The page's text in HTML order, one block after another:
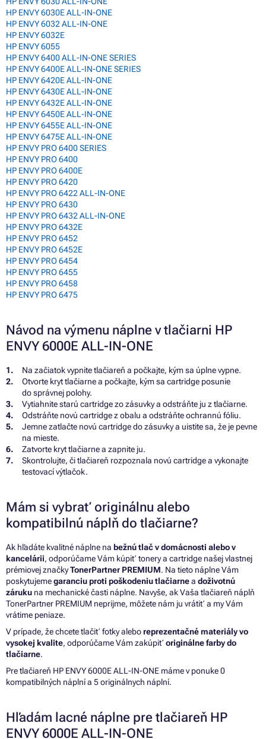
HP ENVY 6030E ALL-IN-ONE
HP ENVY 6032 ALL-IN-ONE
HP ENVY 6032E
HP ENVY 6055
HP ENVY 6400 ALL-IN-ONE SERIES
HP ENVY 6400E ALL-IN-ONE SERIES
HP ENVY 6420E ALL-IN-ONE
HP ENVY 6430E ALL-IN-ONE
HP ENVY 6432E ALL-IN-ONE
HP ENVY 6450E ALL-IN-ONE
HP ENVY 6455E ALL-IN-ONE
HP ENVY 6475E ALL-IN-ONE
HP ENVY PRO 6400 SERIES
HP ENVY PRO 6400
HP ENVY PRO 6400E
HP ENVY PRO 6420
HP ENVY PRO 6422 ALL-IN-ONE
HP ENVY PRO 6430
HP ENVY PRO 6432 ALL-IN-ONE
HP ENVY PRO 6432E
HP ENVY PRO 6452
HP ENVY PRO 6452E
HP ENVY PRO 6454
HP ENVY PRO 6455
HP ENVY PRO 6458
HP ENVY PRO 6475
Návod na výmenu náplne v tlačiarni HP
ENVY 6000E ALL-IN-ONE
Na začiatok vypnite tlačiareň a počkajte, kým sa úplne vypne.
Otvorte kryt tlačiarne a počkajte, kým sa cartridge posunie
do správnej polohy.
Vytiahnite starú cartridge zo zásuvky a odstráňte ju z tlačiarne.
Odstráňte novú cartridge z obalu a odstráňte ochrannú fóliu.
Jemne zatlačte novú cartridge do zásuvky a uistite sa, že je pevne
na mieste.
Zatvorte kryt tlačiarne a zapnite ju.
Skontrolujte, či tlačiareň rozpoznala novú cartridge a vykonajte
testovací výtlačok.
Mám si vybrať originálnu alebo
kompatibilnú náplň do tlačiarne?
Ak hľadáte kvalitné náplne na bežnú tlač v domácnosti alebo v
kancelárii, odporúčame Vám kúpiť tonery a cartridge našej vlastnej
prémiovej značkyTonerPartner PREMIUM. Na tieto náplne Vám
poskytujemegaranciu proti poškodeniu tlačiarnea doživotnú
záruku na mechanické časti náplne. Navyše, ak Vaša tlačiareň náplň
TonerPartner PREMIUM neprijme, môžete nám ju vrátiť a my Vám
vrátime peniaze.
V prípade, že chcete tlačiť fotky aleboreprezentačné materiály vo
vysokej kvalite, odporúčame Vám zakúpiť originálne farby do
tlačiarne.
Pre tlačiareň HP ENVY 6000E ALL-IN-ONE máme v ponuke 0
kompatibilných náplní a 5 originálnych náplní.
Hľadám lacné náplne pre tlačiareň HP
ENVY 6000E ALL-IN-ONE